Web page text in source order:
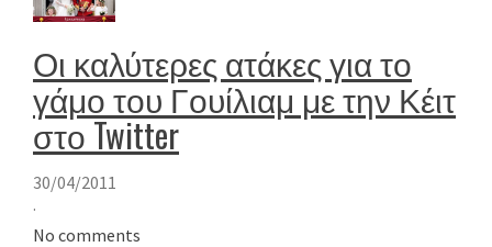
Οι καλύτερες ατάκες για το
γάμο του Γουίλιαμ με την Κέιτ
στο Twitter
30/04/2011
·
No comments